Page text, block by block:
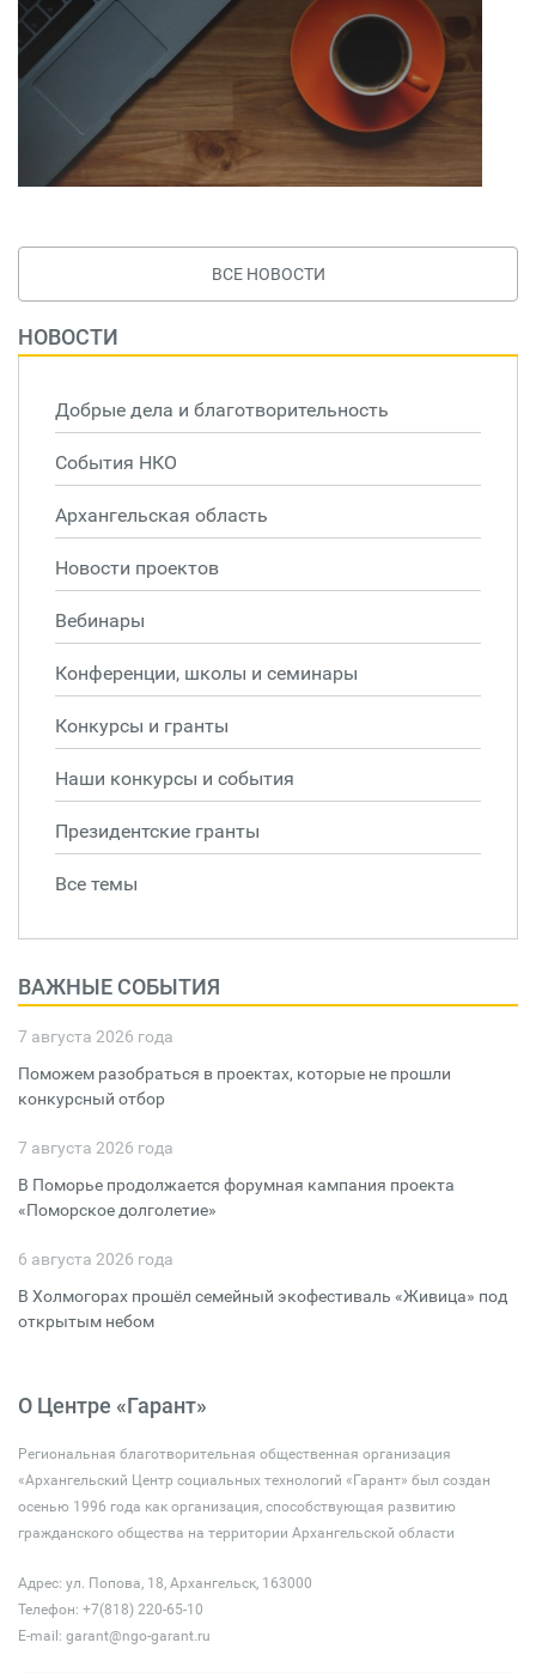
ВСЕ НОВОСТИ
НОВОСТИ
Добрые дела и благотворительность
События НКО
Архангельская область
Новости проектов
Вебинары
Конференции, школы и семинары
Конкурсы и гранты
Наши конкурсы и события
Президентские гранты
Все темы
ВАЖНЫЕ СОБЫТИЯ
7 августа 2026 года
Поможем разобраться в проектах, которые не прошли
конкурсный отбор
7 августа 2026 года
В Поморье продолжается форумная кампания проекта
«Поморское долголетие»
6 августа 2026 года
В Холмогорах прошёл семейный экофестиваль «Живица» под
открытым небом
О Центре «Гарант»
Региональная благотворительная общественная организация
«Архангельский Центр социальных технологий «Гарант» был создан
осенью 1996 года как организация, способствующая развитию
гражданского общества на территории Архангельской области
Адрес: ул. Попова, 18, Архангельск, 163000
Телефон: +7(818) 220-65-10
E-mail: garant@ngo-garant.ru